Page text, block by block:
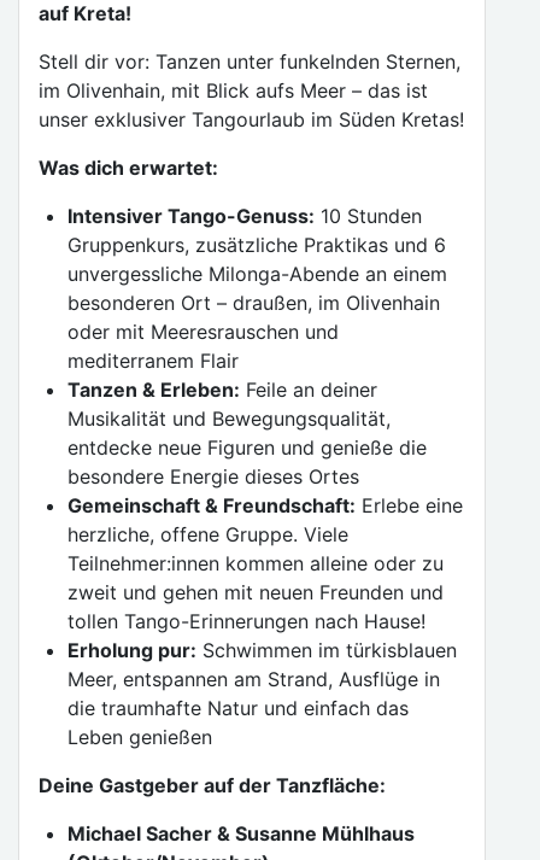
auf Kreta!
Stell dir vor: Tanzen unter funkelnden Sternen,
im Olivenhain, mit Blick aufs Meer – das ist
unser exklusiver Tangourlaub im Süden Kretas!
Was dich erwartet:
Intensiver Tango-Genuss: 10 Stunden
Gruppenkurs, zusätzliche Praktikas und 6
unvergessliche Milonga-Abende an einem
besonderen Ort – draußen, im Olivenhain
oder mit Meeresrauschen und
mediterranem Flair
Tanzen & Erleben: Feile an deiner
Musikalität und Bewegungsqualität,
entdecke neue Figuren und genieße die
besondere Energie dieses Ortes
Gemeinschaft & Freundschaft: Erlebe eine
herzliche, offene Gruppe. Viele
Teilnehmer:innen kommen alleine oder zu
zweit und gehen mit neuen Freunden und
tollen Tango-Erinnerungen nach Hause!
Erholung pur: Schwimmen im türkisblauen
Meer, entspannen am Strand, Ausflüge in
die traumhafte Natur und einfach das
Leben genießen
Deine Gastgeber auf der Tanzfläche:
Michael Sacher & Susanne Mühlhaus